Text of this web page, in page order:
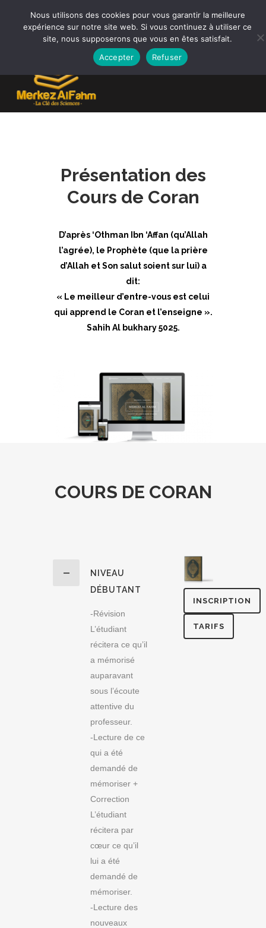
Présentation des
Cours de Coran
D’après ‘Othman Ibn ‘Affan (qu’Allah
l’agrée), le Prophète (que la prière
d’Allah et Son salut soient sur lui) a
dit:
« Le meilleur d’entre-vous est celui
qui apprend le Coran et l’enseigne ».
Sahih Al bukhary 5025.
COURS DE CORAN
NIVEAU
DÉBUTANT
-Révision
L’étudiant
récitera ce qu’il
a mémorisé
auparavant
sous l’écoute
attentive du
professeur.
-Lecture de ce
qui a été
demandé de
mémoriser +
Correction
L’étudiant
récitera par
cœur ce qu’il
lui a été
demandé de
mémoriser.
-Lecture des
nouveaux
INSCRIPTION
TARIFS
Nous utilisons des cookies pour vous garantir la meilleure
expérience sur notre site web. Si vous continuez à utiliser ce
site, nous supposerons que vous en êtes satisfait.
Accepter
Refuser